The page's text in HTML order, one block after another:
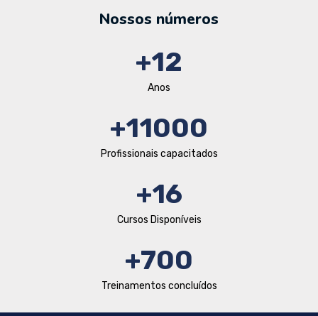
Nossos números
Anos
+12
Profissionais capacitados
+11000
Cursos Disponíveis
+16
Treinamentos concluídos
+700